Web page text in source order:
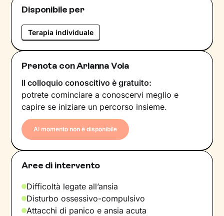
Disponibile per
Terapia individuale
Prenota con Arianna Vola
Il colloquio conoscitivo è gratuito:
potrete cominciare a conoscervi meglio e
capire se iniziare un percorso insieme.
Al momento non è disponibile
Aree di intervento
Difficoltà legate all’ansia
Disturbo ossessivo-compulsivo
Attacchi di panico e ansia acuta